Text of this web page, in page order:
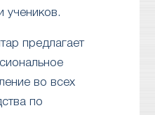
учеников.
предлагает
во всех
по